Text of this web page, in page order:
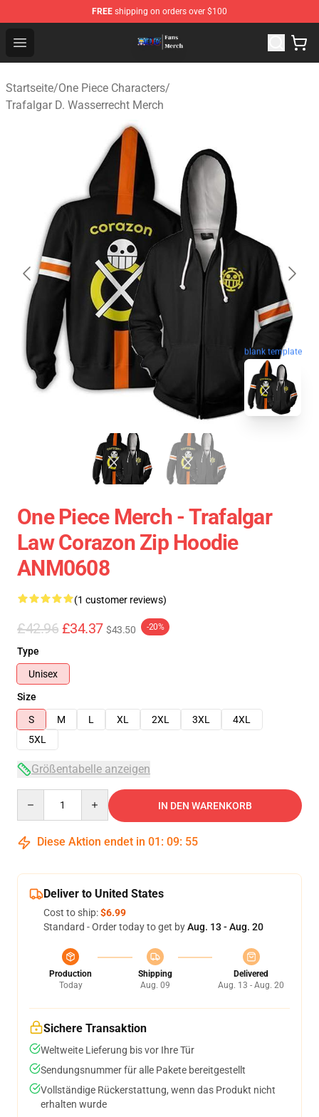
FREE shipping on orders over $100
Open menu
One Piece Store - Official One Piece Merchandise Shop
Startseite/One Piece Characters/
Trafalgar D. Wasserrecht Merch
blank template
One Piece Merch - Trafalgar
Law Corazon Zip Hoodie
ANM0608
(1 customer reviews)
£42.96 £34.37 $43.50 -20%
Type
Unisex
Size
S
M L XL 2XL 3XL
4XL
5XL
Größentabelle anzeigen
IN DEN WARENKORB
Diese Aktion endet in 01 : 09: 54
Deliver to United States
Cost to ship:$6.99
Standard - Order today to get byAug. 13 - Aug. 20
Production
Today
Shipping
Aug. 09
Delivered
Aug. 13 - Aug. 20
Sichere Transaktion
Weltweite Lieferung bis vor Ihre Tür
Sendungsnummer für alle Pakete bereitgestellt
Vollständige Rückerstattung, wenn das Produkt nicht
erhalten wurde